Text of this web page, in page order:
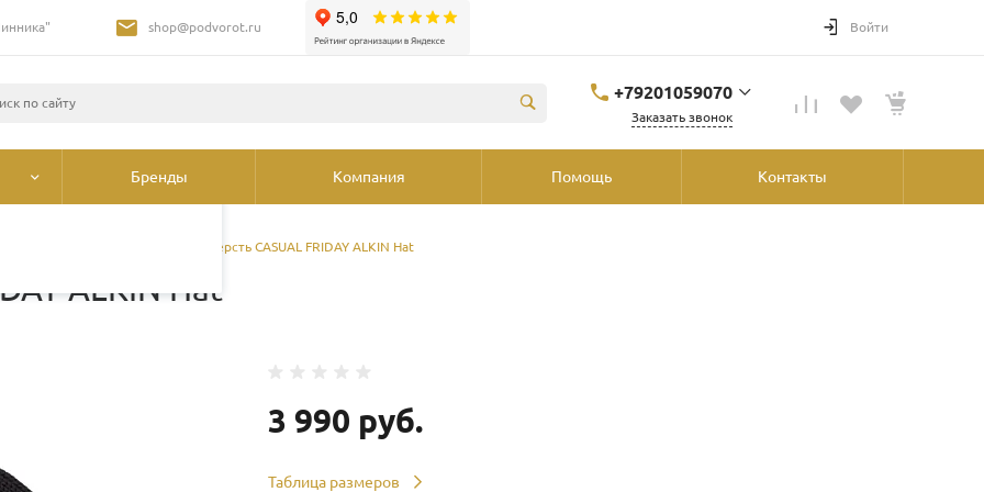
и третьими
страниц
shop@podvorot.ru Войти
+79201059070
Заказать звонок
Бренды Компания Помощь Контакты
Шапка шерсть CASUAL FRIDAY ALKIN Hat
ALKIN Hat
3 990 руб.
Таблица размеров